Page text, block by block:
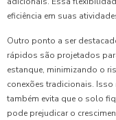
eficiência em suas
Outro ponto a ser
rápidos são projetados
estanque, minimizando o
conexões tradicionais.
também evita que o solo
pode prejudicar o